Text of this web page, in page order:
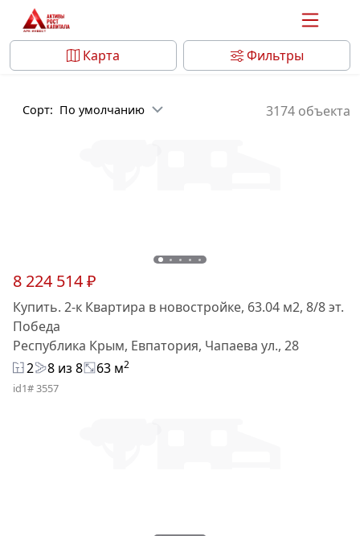
Карта Фильтры
Сорт: По умолчанию 3174 объекта
8 224 514 ₽
Купить. 2-к Квартира в новостройке, 63.04 м2, 8/8 эт.
Победа
Республика Крым, Евпатория, Чапаева ул., 28
2
8 из 8 63 м2
id1# 3557